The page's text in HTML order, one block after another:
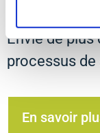
Envie de plus
processus
En savoir